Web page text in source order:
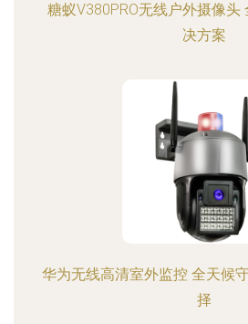
糖蚁V380PRO无线户外摄像头
决方案
华为无线高清室外监控 全天候
择